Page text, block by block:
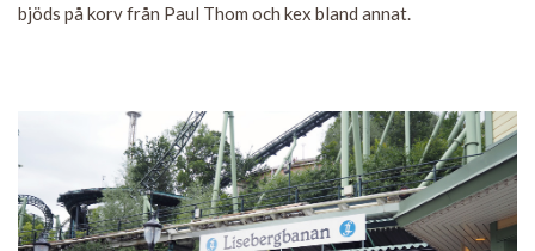
bjöds på korv från Paul Thom och kex bland annat.